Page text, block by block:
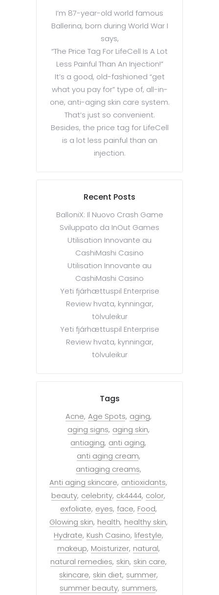
I’m 87-year-old world famous
Ballerina, born during World War I
says,
“The Price Tag For LifeCell Is A Lot
Less Painful Than An Injection!”
It’s a good, old-fashioned “get
what you pay for” type of, all-in-
one, anti-aging skin care system.
That’s just so convenient.
Besides, the price tag for LifeCell
is a lot less painful than an
injection.
Recent Posts
BalloniX: Il Nuovo Crash Game
Sviluppato da InOut Games
Utilisation Innovante au
CashiMashi Casino
Utilisation Innovante au
CashiMashi Casino
Yeti fjárhættuspil Enterprise
Review hvata, kynningar,
tölvuleikur
Yeti fjárhættuspil Enterprise
Review hvata, kynningar,
tölvuleikur
Tags
Acne Age Spots aging
aging signs aging skin
antiaging anti aging
anti aging cream
antiaging creams
Anti aging skincare antioxidants
beauty celebrity ck4444 color
exfoliate eyes face Food
Glowing skin health healthy skin
Hydrate Kush Casino lifestyle
makeup Moisturizer natural
natural remedies skin skin care
skincare skin diet summer
summer beauty summers